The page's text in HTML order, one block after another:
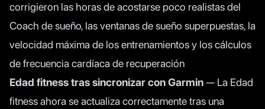
corrigieron las horas de acostarse poco realistas del
Coach de sueño, las ventanas de sueño superpuestas, la
velocidad máxima de los entrenamientos y los cálculos
de frecuencia cardíaca de recuperación
Edad fitness tras sincronizar con Garmin— La Edad
fitness ahora se actualiza correctamente tras una